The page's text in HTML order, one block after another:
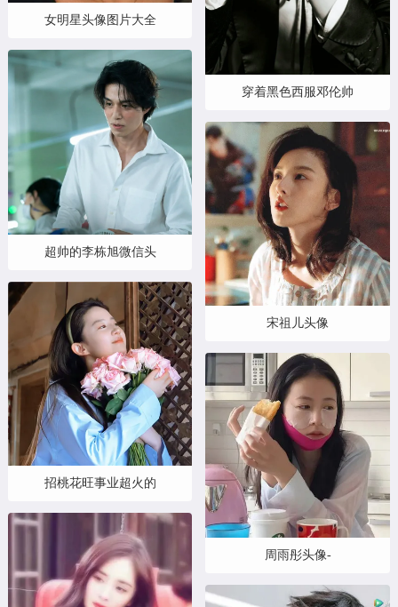
女明星头像图片大全
超帅的李栋旭微信头
招桃花旺事业超火的
穿着黑色西服邓伦帅
宋祖儿头像
周雨彤头像-